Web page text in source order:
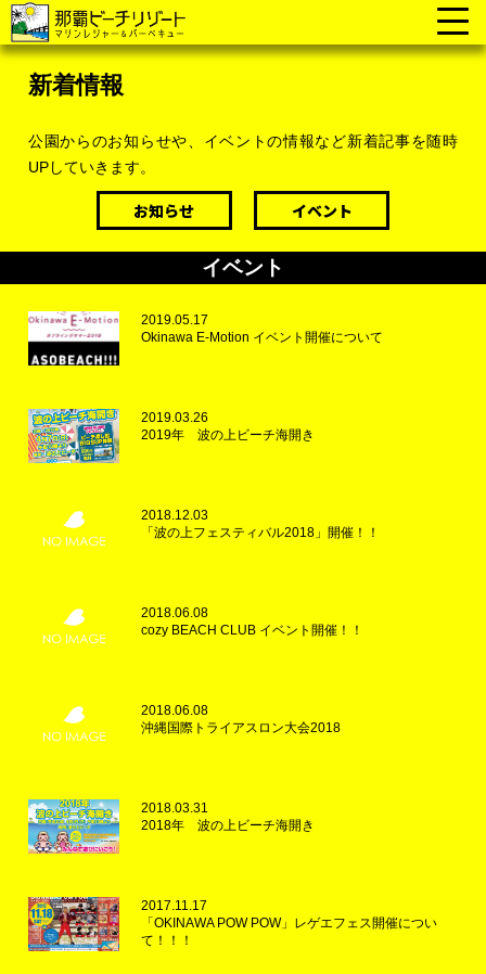
新着情報
公園からのお知らせや、イベントの情報など新着記事を随時
UPしていきます。
お知らせ イベント
イベント
2019.05.17
Okinawa E-Motion イベント開催について
2019.03.26
2019年 波の上ビーチ海開き
2018.12.03
「波の上フェスティバル2018」開催！！
2018.06.08
cozy BEACH CLUB イベント開催！！
2018.06.08
沖縄国際トライアスロン大会2018
2018.03.31
2018年 波の上ビーチ海開き
2017.11.17
「OKINAWA POW POW」レゲエフェス開催につい
て！！！